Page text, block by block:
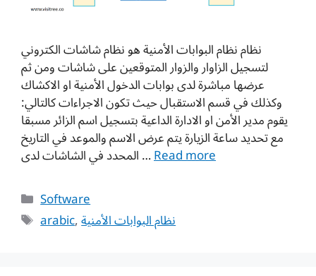
نظام نظام البوابات الأمنية هو نظام شاشات الكتروني
لتسجيل الزاوار والزوار المتوقعين على شاشات ومن ثم
عرضها مباشرة لدى بوابات الدخول الأمنية او الاكشاك
وكذلك في قسم الاستقبال حيث تكون الاجراءات كالتالي:
يقوم مدير الأمن او الادارة الداعية بتسجيل اسم الزائر مسبقا
مع تحديد ساعة الزيارة يتم عرض الاسم والموعد في التاريخ
المحدد في الشاشات لدى …Read more
Categories
Software
Tags
arabic,نظام البوابات الأمنية